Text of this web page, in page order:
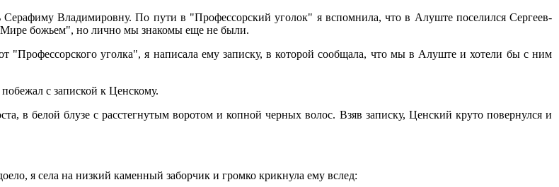
Владимировну. По пути в "Профессорский уголок" я вспомнила, что в Алуште поселился Сергеев-
"Мире божьем", но лично мы знакомы еще не были.
"Профессорского уголка", я написала ему записку, в которой сообщала, что мы в Алуште и хотели бы с ним
с запиской к Ценскому.
в белой блузе с расстегнутым воротом и копной черных волос. Взяв записку, Ценский круто повернулся и
я села на низкий каменный заборчик и громко крикнула ему вслед: